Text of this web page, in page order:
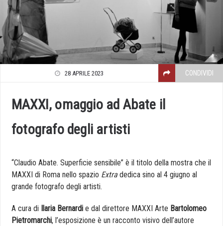
28 APRILE 2023 CONDIVIDI
MAXXI, omaggio ad Abate il
fotografo degli artisti
“Claudio Abate. Superficie sensibile” è il titolo della mostra che il
MAXXI di Roma nello spazio Extradedica sino al 4 giugno al
grande fotografo degli artisti.
A cura di Ilaria Bernardi e dal direttore MAXXI Arte Bartolomeo
Pietromarchi, l’esposizione è un racconto visivo dell’autore